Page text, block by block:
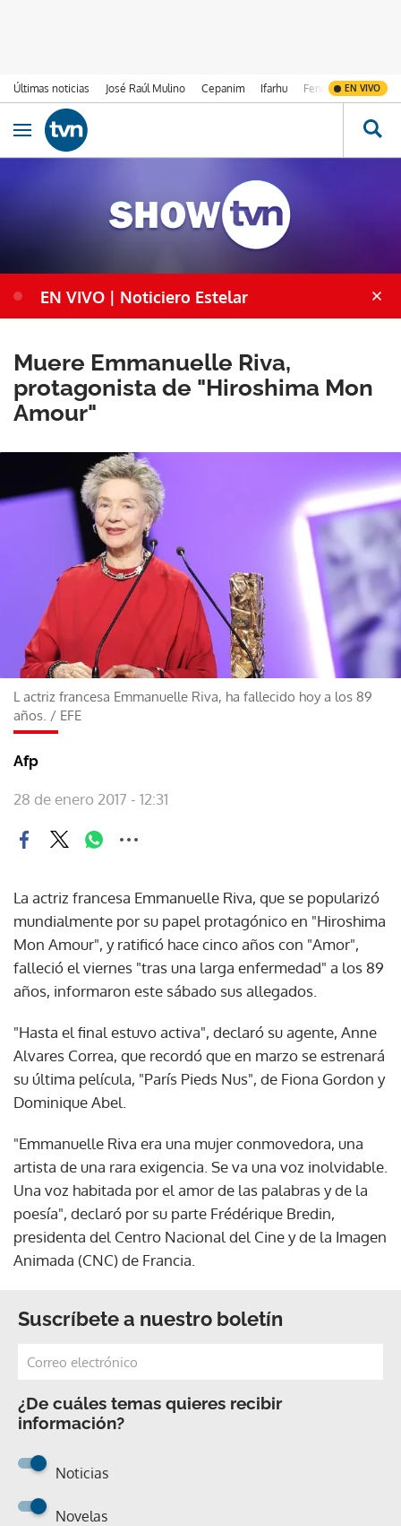
Últimas noticias José Raúl Mulino Cepanim Ifarhu Fenómeno de El
EN VIVO
Ir al contenido
Obrir navegació
EN VIVO | Noticiero Estelar
Muere Emmanuelle Riva,
protagonista de "Hiroshima Mon
Amour"
L actriz francesa Emmanuelle Riva, ha fallecido hoy a los 89
años. / EFE
Afp
28 de enero 2017 - 12:31
La actriz francesa Emmanuelle Riva, que se popularizó
mundialmente por su papel protagónico en "Hiroshima
Mon Amour", y ratificó hace cinco años con "Amor",
falleció el viernes "tras una larga enfermedad" a los 89
años, informaron este sábado sus allegados.
"Hasta el final estuvo activa", declaró su agente, Anne
Alvares Correa, que recordó que en marzo se estrenará
su última película, "París Pieds Nus", de Fiona Gordon y
Dominique Abel.
"Emmanuelle Riva era una mujer conmovedora, una
artista de una rara exigencia. Se va una voz inolvidable.
Una voz habitada por el amor de las palabras y de la
poesía", declaró por su parte Frédérique Bredin,
presidenta del Centro Nacional del Cine y de la Imagen
Animada (CNC) de Francia.
Suscríbete a nuestro boletín
¿De cuáles temas quieres recibir
información?
Noticias
Novelas